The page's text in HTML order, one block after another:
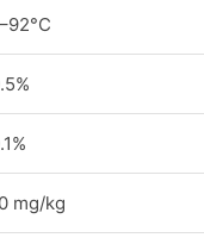
mg/kg